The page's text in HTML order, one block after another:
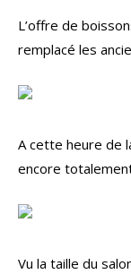
L’offre de
remplacé les
A cette heure de
encore
Vu la taille du